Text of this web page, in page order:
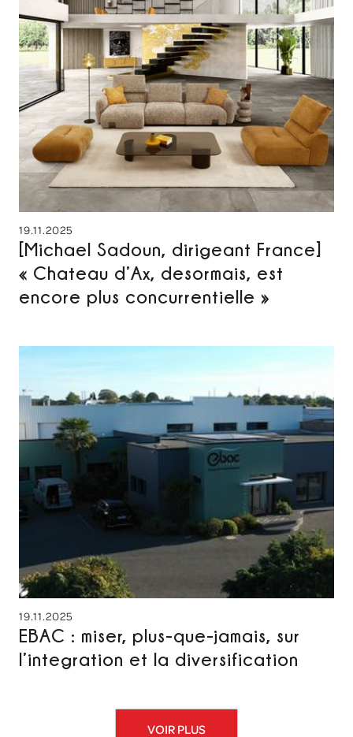
19.11.2025
[Michael Sadoun, dirigeant France]
« Chateau d’Ax, desormais, est
encore plus concurrentielle »
19.11.2025
EBAC : miser, plus-que-jamais, sur
l’integration et la diversification
VOIR PLUS